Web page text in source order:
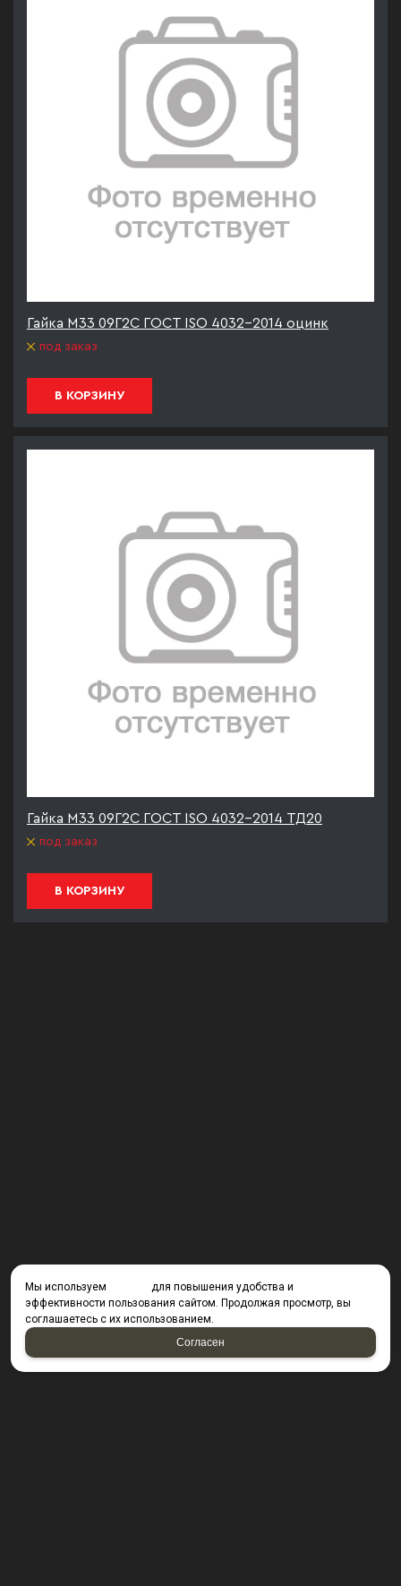
Гайка М33 09Г2С ГОСТ ISO 4032-2014 оцинк
под заказ
В КОРЗИНУ
Гайка М33 09Г2С ГОСТ ISO 4032-2014 ТД20
под заказ
В КОРЗИНУ
Мы используем
для повышения удобства и
эффективности пользования сайтом. Продолжая просмотр, вы
соглашаетесь с их использованием.
Согласен